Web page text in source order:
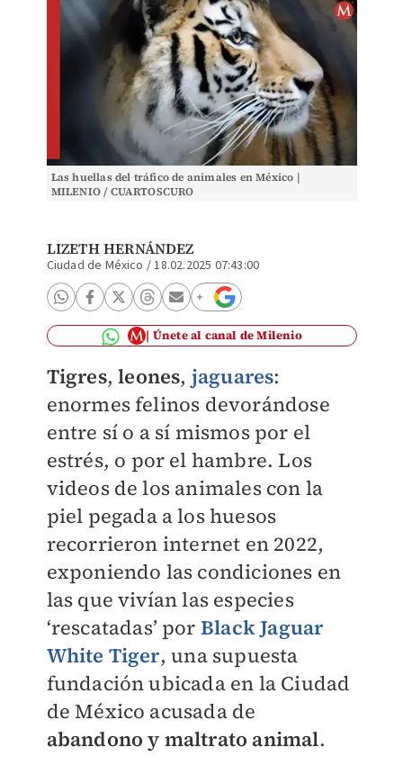
Las huellas del tráfico de animales en México |
MILENIO / CUARTOSCURO
LIZETH HERNÁNDEZ
Ciudad de México /18.02.2025 07:43:00
Únete al canal de Milenio
Tigres,leones, jaguares:
enormes felinos devorándose
entre sí o a sí mismos por el
estrés, o por el hambre. Los
videos de los animales con la
piel pegada a los huesos
recorrieron internet en 2022,
exponiendo las condiciones en
las que vivían las especies
‘rescatadas’ por Black Jaguar
White Tiger, una supuesta
fundación ubicada en la Ciudad
de México acusada de
abandono y maltrato animal.